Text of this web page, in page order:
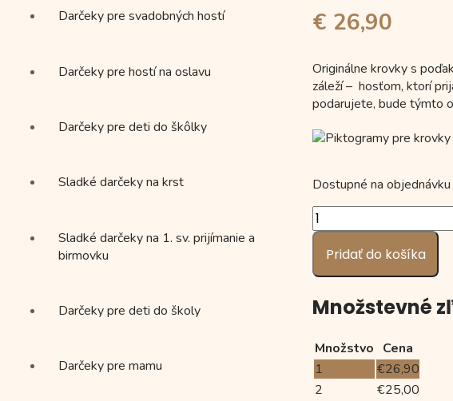
€ 26,90
Originálne krovky s
záleží – hosťom, ktorí
podarujete, bude týmto
Dostupné na objednávku
množstvo
Krovky
SV20
(1
Pridať do košíka
Množstevné
Množstvo Cena
1
€26,90
2
€25,00
Darčeky pre svadobných hostí
Darčeky pre hostí na oslavu
Darčeky pre deti do škôlky
Sladké darčeky na krst
Sladké darčeky na 1. sv. prijímanie a
birmovku
Darčeky pre deti do školy
Darčeky pre mamu